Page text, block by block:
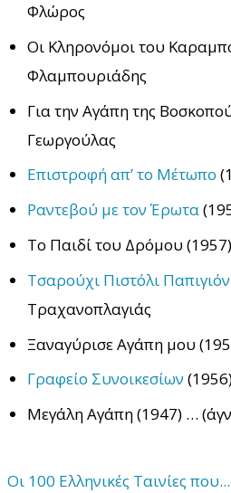
Φλώρος
Οι Κληρονόμοι του
Φλαμπουριάδης
Για την Αγάπη της
Γεωργούλας
Επιστροφή απ’ το Μέτωπο
Ραντεβού με τον Έρωτα
Το Παιδί του Δρόμου
Τσαρούχι Πιστόλι Παπιγιόν
Τραχανοπλαγιάς
Ξαναγύρισε Αγάπη μου
Γραφείο Συνοικεσίων
Μεγάλη Αγάπη (1947) …
Οι 100 Ελληνικές Ταινίες που...